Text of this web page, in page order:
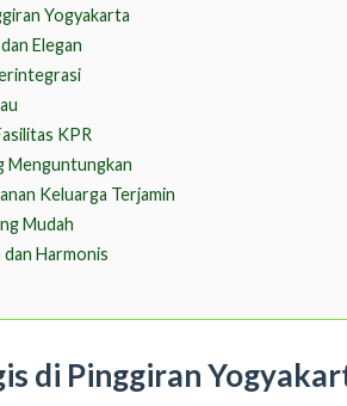
Yogyakarta
Elegan
KPR
Menguntungkan
Keluarga Terjamin
Mudah
dan Harmonis
di Pinggiran